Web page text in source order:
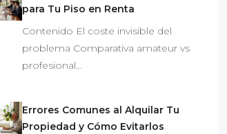
para Tu Piso en Renta
Contenido El coste invisible del
problema Comparativa amateur vs
profesional…
Errores Comunes al Alquilar Tu
Propiedad y Cómo Evitarlos